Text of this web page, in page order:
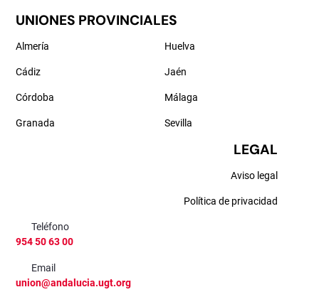
UNIONES PROVINCIALES
Almería
Cádiz
Córdoba
Granada
Huelva
Jaén
Málaga
Sevilla
LEGAL
Aviso legal
Política de privacidad
Teléfono
954 50 63 00
Email
union@andalucia.ugt.org